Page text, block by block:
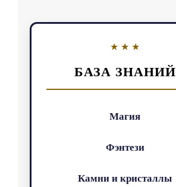
БАЗА ЗНАНИЙ
Магия
Фэнтези
Камни и кристаллы